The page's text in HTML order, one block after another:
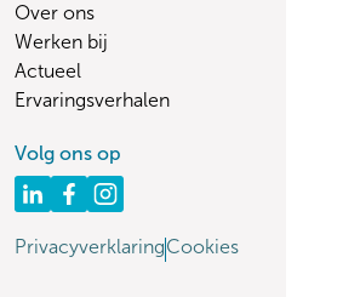
Over ons
Werken bij
Actueel
Ervaringsverhalen
Volg ons op
PrivacyverklaringCookies